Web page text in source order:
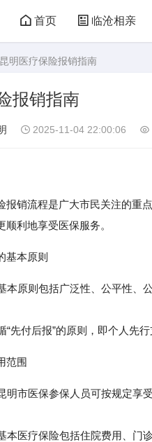
首页 临沧相亲
明医疗保险报销指南
报销指南
2025-11-04 22:00:06
报销流程是广大市民关注的重
利地享受医保服务。
基本原则
本原则包括广泛性、公平性、
付后报”的原则，即个人先行
范围
明市医保参保人员可按规定享
医疗保险包括住院费用、门诊